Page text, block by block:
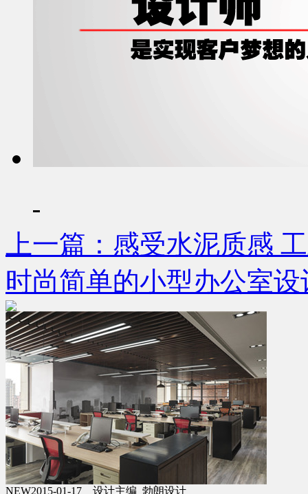
上一篇：感受水泥质感
时尚简单的小型办公室
NEW2015-01-17 设计主编 勃朗设计